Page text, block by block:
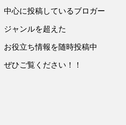
中心に投稿しているブロガー
ジャンルを超えた
お役立ち情報を随時投稿中
ぜひご覧ください！！